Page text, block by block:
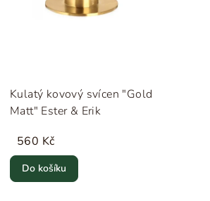
Kulatý kovový svícen "Gold
Matt" Ester & Erik
560 Kč
Do košíku